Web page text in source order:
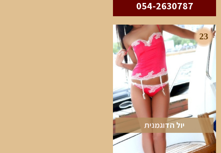
054-2630787
23
יול הדוגמנית